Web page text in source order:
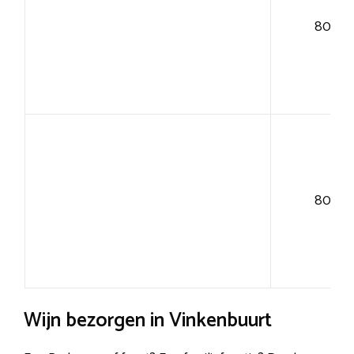
80+
80+
Wijn bezorgen in Vinkenbuurt